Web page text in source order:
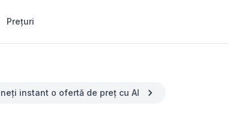
Prețuri
instant o ofertă de preț cu AI